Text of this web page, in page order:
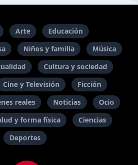
Arte
Educación
Niños y familia
Música
Cultura y sociedad
Cine y Televisión
Ficción
reales Noticias
Ocio
y forma física
Ciencias
Deportes